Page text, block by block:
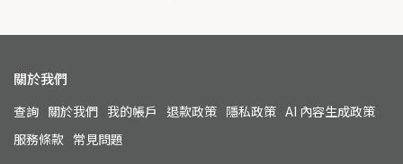
關於我們
查詢 關於我們 我的帳戶 退款政策 隱私政策 AI 內容生成政策
服務條款 常見問題